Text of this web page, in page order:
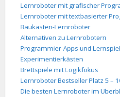
Lernroboter mit grafischer
Lernroboter mit textbasierter
Baukasten-Lernroboter
Alternativen zu Lernrobotern
Programmier-Apps und
Experimentierkästen
Brettspiele mit Logikfokus
Lernroboter Bestseller Platz 5 –
Die besten Lernroboter im